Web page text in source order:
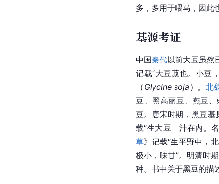
多，多用于喂马，因此
基源考证
中国秦代以前大豆虽然
记载“大豆菽也。小豆
（ Glycine soja ）。 北
豆、黑高丽豆、燕豆、
豆。唐宋时期，黑豆基
载“生大豆，汁在内。
草》记载“生平野中，
极小，味甘”。明清时
种。书中关于黑豆的描